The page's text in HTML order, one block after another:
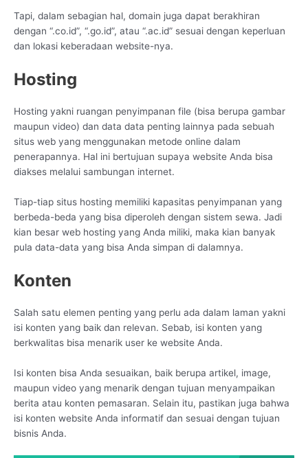
Tapi, dalam sebagian hal, domain juga dapat berakhiran
dengan “.co.id”, “.go.id”, atau “.ac.id” sesuai dengan keperluan
dan lokasi keberadaan website-nya.
Hosting
Hosting yakni ruangan penyimpanan file (bisa berupa gambar
maupun video) dan data data penting lainnya pada sebuah
situs web yang menggunakan metode online dalam
penerapannya. Hal ini bertujuan supaya website Anda bisa
diakses melalui sambungan internet.
Tiap-tiap situs hosting memiliki kapasitas penyimpanan yang
berbeda-beda yang bisa diperoleh dengan sistem sewa. Jadi
kian besar web hosting yang Anda miliki, maka kian banyak
pula data-data yang bisa Anda simpan di dalamnya.
Konten
Salah satu elemen penting yang perlu ada dalam laman yakni
isi konten yang baik dan relevan. Sebab, isi konten yang
berkwalitas bisa menarik user ke website Anda.
Isi konten bisa Anda sesuaikan, baik berupa artikel, image,
maupun video yang menarik dengan tujuan menyampaikan
berita atau konten pemasaran. Selain itu, pastikan juga bahwa
isi konten website Anda informatif dan sesuai dengan tujuan
bisnis Anda.